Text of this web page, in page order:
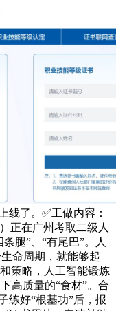
线了。✅工做内容：
正在广州考取二级人
腿”、“有尾巴”。人
命周期，就能够起
策略，人工智能锻炼
高质量的“食材”。合
练好“根基功”后，报